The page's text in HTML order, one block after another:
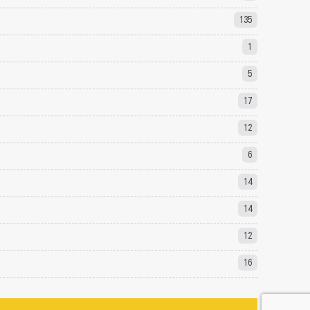
135
1
5
17
12
6
14
14
12
16